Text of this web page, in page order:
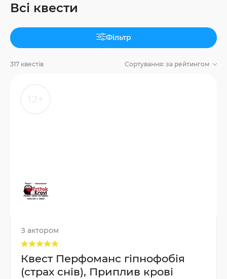
Всі квести
Фільтр
317 квестів Сортування: за рейтингом
З актором
Квест Перфоманс гіпнофобія
(страх снів), Приплив крові